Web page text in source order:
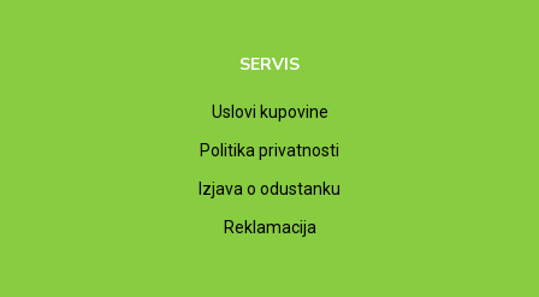
SERVIS
Uslovi kupovine
Politika privatnosti
Izjava o odustanku
Reklamacija